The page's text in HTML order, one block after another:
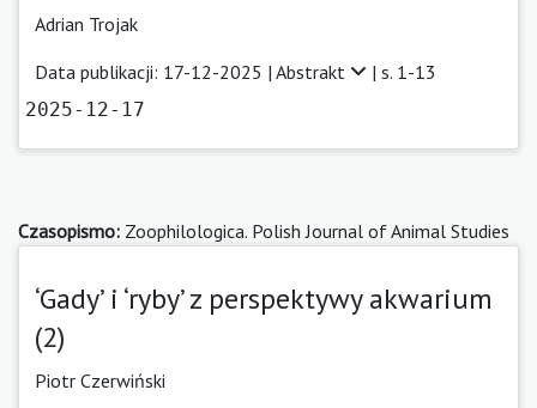
Adrian Trojak
Data publikacji: 17-12-2025 | Abstrakt | s. 1-13
2025-12-17
Czasopismo: Zoophilologica. Polish Journal of Animal Studies
‘Gady’ i ‘ryby’ z perspektywy akwarium
(2)
Piotr Czerwiński